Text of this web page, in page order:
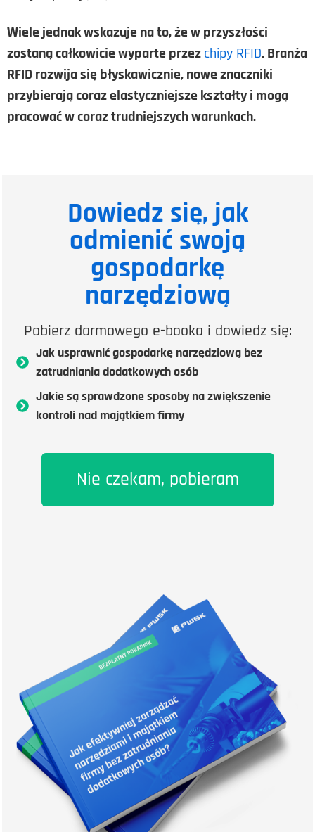
Wiele jednak wskazuje na to, że w przyszłości
zostaną całkowicie wyparte przezchipy RFID. Branża
RFID rozwija się błyskawicznie, nowe znaczniki
przybierają coraz elastyczniejsze kształty i mogą
pracować w coraz trudniejszych warunkach.
Dowiedz się, jak
odmienić swoją
gospodarkę
narzędziową
Pobierz darmowego e-booka i dowiedz się:
Jak usprawnić gospodarkę narzędziową bez
zatrudniania dodatkowych osób
Jakie są sprawdzone sposoby na zwiększenie
kontroli nad majątkiem firmy
Nie czekam, pobieram